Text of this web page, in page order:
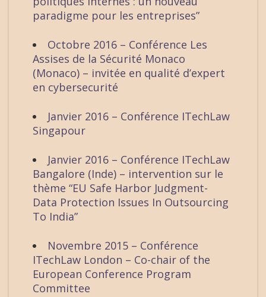
paradigme pour les entreprises”
Octobre 2016 – Conférence Les
Assises de la Sécurité Monaco
(Monaco) – invitée en qualité d’expert
en cybersecurité
Janvier 2016 – Conférence ITechLaw
Singapour
Janvier 2016 – Conférence ITechLaw
Bangalore (Inde) – intervention sur le
thème “EU Safe Harbor Judgment-
Data Protection Issues In Outsourcing
To India”
Novembre 2015 – Conférence
ITechLaw London – Co-chair of the
European Conference Program
Committee